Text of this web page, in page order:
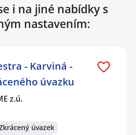
i na jiné nabídky s
nastavením:
- Karviná -
úvazku
z.ú.
úvazek